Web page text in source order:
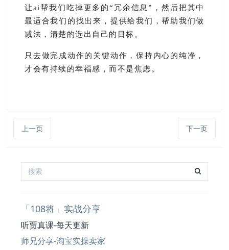
让ai帮我们吃掉更多的“冗余信息”，然后把其中
最适合我们的找出来，提供给我们，帮助我们做
减法，清楚的选出自己的目标。
只去做完成动作的关键动作，保持内心的纯净，
才会有持续的幸福感，而不是焦虑。
上一页 下一页
「108将」实战分享
听贾真课-每天更新
师兄分享-淘宝实操卖家